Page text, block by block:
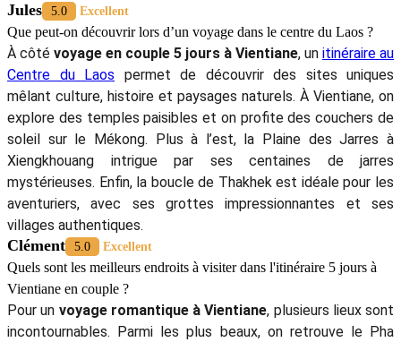
Jules 5.0 Excellent
Que peut-on découvrir lors d’un voyage dans le centre du Laos ?
À côté voyage en couple 5 jours à Vientiane, un itinéraire au
Centre du Laos permet de découvrir des sites uniques
mêlant culture, histoire et paysages naturels. À Vientiane, on
explore des temples paisibles et on profite des couchers de
soleil sur le Mékong. Plus à l’est, la Plaine des Jarres à
Xiengkhouang intrigue par ses centaines de jarres
mystérieuses. Enfin, la boucle de Thakhek est idéale pour les
aventuriers, avec ses grottes impressionnantes et ses
villages authentiques.
Clément 5.0 Excellent
Quels sont les meilleurs endroits à visiter dans l'itinéraire 5 jours à
Vientiane en couple ?
Pour un voyage romantique à Vientiane, plusieurs lieux sont
incontournables. Parmi les plus beaux, on retrouve le Pha